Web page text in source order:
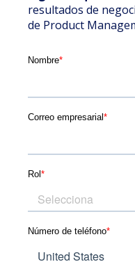
resultados de
de Product